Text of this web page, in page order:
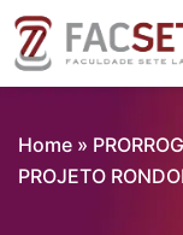
para
Home »
PROJETO